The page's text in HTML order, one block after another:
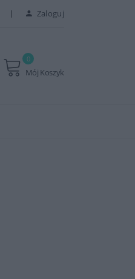
Zaloguj
Mój Koszyk
0